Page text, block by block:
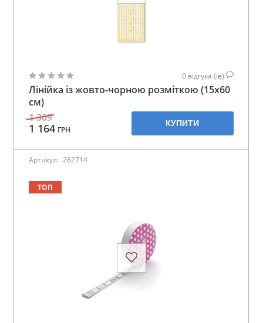
0 відгука (ів)
Лінійка із жовто-чорною розміткою (15х60
см)
1 369
1 164 ГРН
КУПИТИ
Артикул: 282714
ТОП